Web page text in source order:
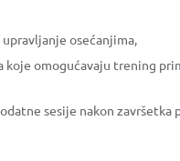
osećanjima,
omogućavaju trening
sesije nakon završetka